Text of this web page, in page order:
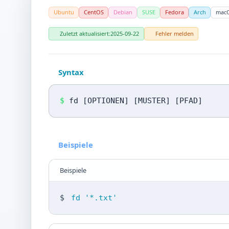
Ubuntu CentOS Debian SUSE Fedora Arch
Zuletzt aktualisiert:2025-09-22 Fehler melden
Syntax
$ fd [OPTIONEN] [MUSTER] [PFAD]
Beispiele
Beispiele
$ fd '*.txt'